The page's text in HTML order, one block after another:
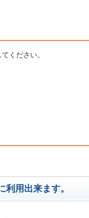
ください。
用出来ます。